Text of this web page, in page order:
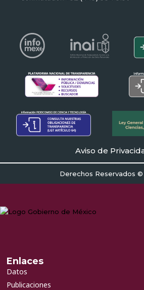
Aviso de
Derechos Reservados
Enlaces
Datos
Publicaciones